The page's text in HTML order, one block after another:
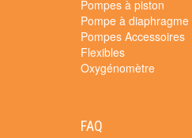
Pompes à piston
Pompe à diaphragme
Pompes Accessoires
Flexibles
Oxygénomètre
FAQ